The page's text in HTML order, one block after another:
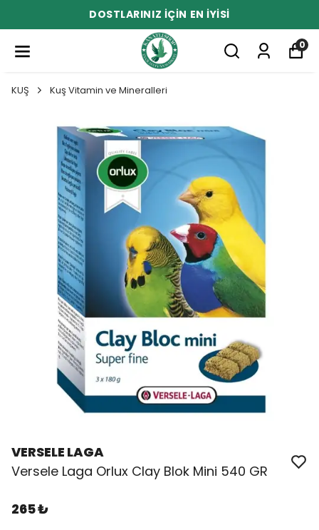
DOSTLARINIZ İÇİN EN İYİSİ
0
KUŞ Kuş Vitamin ve Mineralleri
VERSELE LAGA
Versele Laga Orlux Clay Blok Mini 540 GR
265 ₺